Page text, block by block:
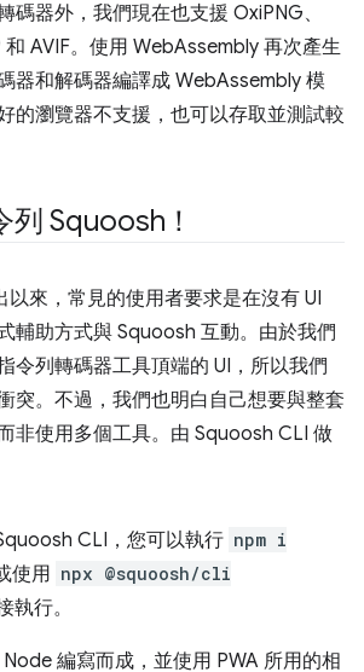
碼器外，我們現在也支援 OxiPNG、
AVIF。使用 WebAssembly 再次產生
器和解碼器編譯成 WebAssembly 模
的瀏覽器不支援，也可以存取並測試較
Squoosh！
以來，常見的使用者要求是在沒有 UI
輔助方式與 Squoosh 互動。由於我們
令列轉碼器工具頂端的 UI，所以我們
突。不過，我們也明白自己想要與整套
非使用多個工具。由 Squoosh CLI 做
CLI，您可以執行 npm i
使用 npx @squoosh/cli
執行。
編寫而成，並使用 PWA 所用的相